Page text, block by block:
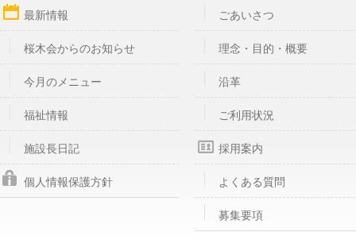
最新情報
桜木会からのお知らせ
今月のメニュー
福祉情報
施設長日記
個人情報保護方針
ごあいさつ
理念・目的・概要
沿革
ご利用状況
採用案内
よくある質問
募集要項